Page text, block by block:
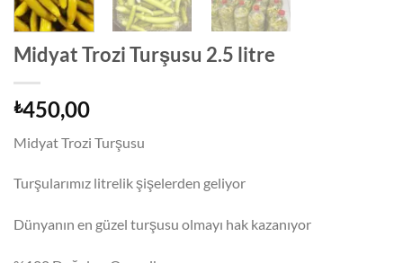
Midyat Trozi Turşusu 2.5 litre
₺450,00
Midyat Trozi Turşusu
Turşularımız litrelik şişelerden geliyor
Dünyanın en güzel turşusu olmayı hak kazanıyor